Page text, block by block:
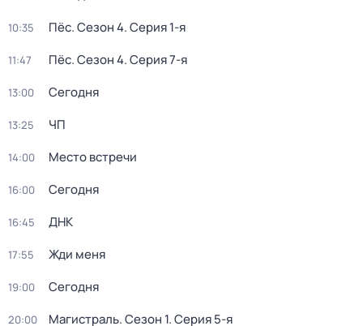
10:35 Пёс. Сезон 4. Серия 1-я
11:47 Пёс. Сезон 4. Серия 7-я
13:00 Сегодня
13:25 ЧП
14:00 Место встречи
16:00 Сегодня
16:45 ДНК
17:55 Жди меня
19:00 Сегодня
20:00 Магистраль. Сезон 1. Серия 5-я